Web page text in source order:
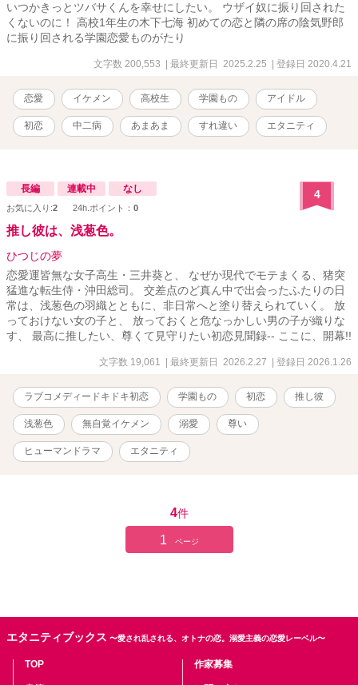
いつかきっとツバサくんを幸せにしたい。 ウザイ奴に振り回された
くないのに！ 高校1年生の木下七海 初めての恋と隣の席の陰気野郎
に振り回される学園恋愛ものがたり
文字数 200,553 | 最終更新日 2025.2.25 | 登録日 2020.4.21
恋愛 イケメン 高校生 学園もの アイドル
初恋 中二病 あまあま すれ違い エタニティ
長編 連載中 なし
お気に入り:2 24h.ポイント： 0
4
推し彼は、浅葱色。
ひつじの夢
恋愛運皆無な女子高生・三井葵と、 なぜか現代でモテまくる、猪突
猛進な転生侍・沖田総司。 交差点のど真ん中で出会ったふたりの日
常は、浅葱色の羽織とともに、非日常へと塗り替えられていく。 放
っておけない女の子と、 放っておくと危なっかしい男の子が織りな
す、 最高に推したい、尊くて見守りたい初恋見聞録-- ここに、開幕!!
文字数 19,061 | 最終更新日 2026.2.27 | 登録日 2026.1.26
ラブコメディードキドキ初恋 学園もの 初恋 推し彼
浅葱色 無自覚イケメン 溺愛 尊い
ヒューマンドラマ エタニティ
4件
1 ページ
エタニティブックス 〜愛され乱される、オトナの恋。溺愛主義の恋愛レーベル〜
TOP 作家募集